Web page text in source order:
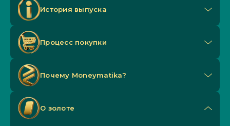
История выпуска
Процесс покупки
Почему Мoneymatika?
О золоте